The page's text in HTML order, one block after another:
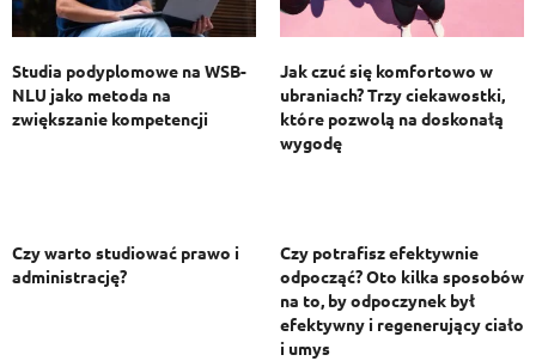
Studia podyplomowe na WSB-
NLU jako metoda na
zwiększanie kompetencji
Jak czuć się komfortowo w
ubraniach? Trzy ciekawostki,
które pozwolą na doskonałą
wygodę
Czy warto studiować prawo i
administrację?
Czy potrafisz efektywnie
odpocząć? Oto kilka sposobów
na to, by odpoczynek był
efektywny i regenerujący ciało
i umys